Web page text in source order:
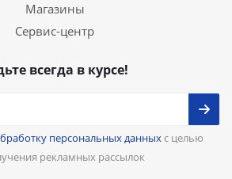
Магазины
Сервис-центр
всегда в курсе!
персональных данныхс целью
рекламных рассылок